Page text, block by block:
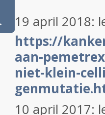
19 april 2018:
https://
aan-
niet-klein-
10 april 2017: